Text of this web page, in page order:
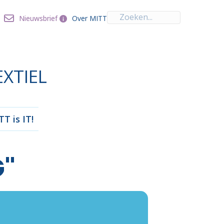
Nieuwsbrief
Nieuwsbrief Over MITT
Over MITT
is IT!